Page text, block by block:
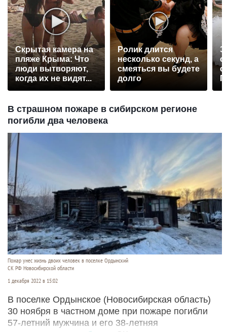
Скрытая камера на
пляже Крыма: Что
люди вытворяют,
когда их не видят...
Ролик длится
несколько секунд, а
смеяться вы будете
долго
В страшном пожаре в сибирском регионе
погибли два человека
Пожар унес жизнь двоих человек в поселке Ордынский
СК РФ Новосибирской области
1 декабря 2022 в 15:02
В поселке Ордынское (Новосибирская область)
30 ноября в частном доме при пожаре погибли
57-летний мужчина и его 38-летняя